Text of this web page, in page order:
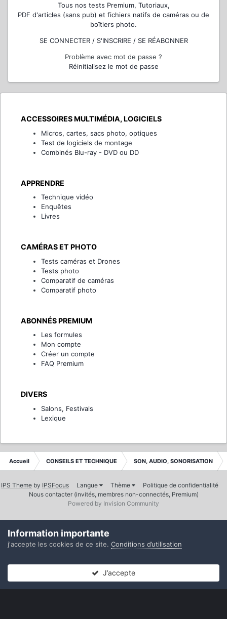
Tous nos tests Premium, Tutoriaux,
PDF d'articles (sans pub) et fichiers natifs de caméras ou de
boîtiers photo.
SE CONNECTER / S'INSCRIRE / SE RÉABONNER
Problème avec mot de passe ?
Réinitialisez le mot de passe
ACCESSOIRES MULTIMÉDIA, LOGICIELS
Micros, cartes, sacs photo, optiques
Test de logiciels de montage
Combinés Blu-ray - DVD ou DD
APPRENDRE
Technique vidéo
Enquêtes
Livres
CAMÉRAS ET PHOTO
Tests caméras et Drones
Tests photo
Comparatif de caméras
Comparatif photo
ABONNÉS PREMIUM
Les formules
Mon compte
Créer un compte
FAQ Premium
DIVERS
Salons, Festivals
Lexique
Accueil CONSEILS ET TECHNIQUE SON, AUDIO, SONORISATION
IPS Theme by IPSFocus Langue Thème
Politique de confidentialité
Nous contacter (invités, membres non-connectés, Premium)
Powered by Invision Community
Information importante
j'accepte les cookies de ce site. Conditions d’utilisation
J’accepte